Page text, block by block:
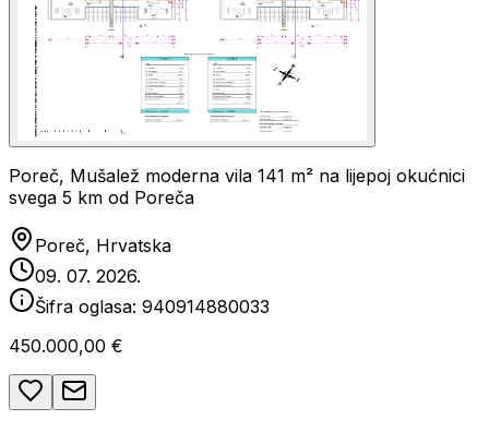
Poreč, Mušalež moderna vila 141 m² na lijepoj okućnici
svega 5 km od Poreča
Poreč, Hrvatska
09. 07. 2026.
Šifra oglasa: 940914880033
450.000,00 €